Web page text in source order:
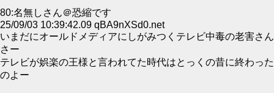
80:名無しさん＠恐縮です
25/09/03 10:39:42.09 qBA9nXSd0.net
いまだにオールドメディアにしがみつくテレビ中毒の老害さん
さー
テレビが娯楽の王様と言われてた時代はとっくの昔に終わった
のよー